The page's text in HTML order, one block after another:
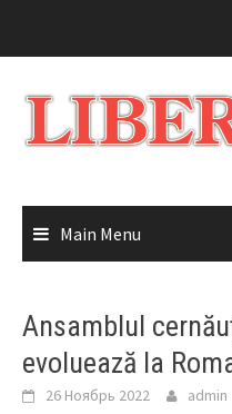
Main Menu
Ansamblul
evoluează la
26 Ноябрь 2022 admin